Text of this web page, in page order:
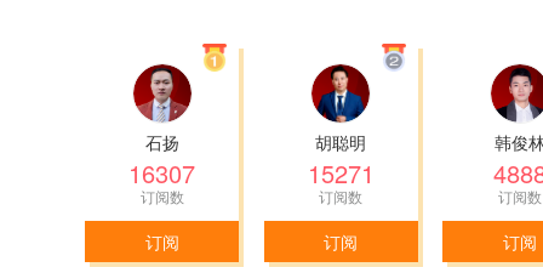
石扬
16307
订阅数
订阅
胡聪明
15271
订阅数
订阅
韩俊
订阅数
订阅